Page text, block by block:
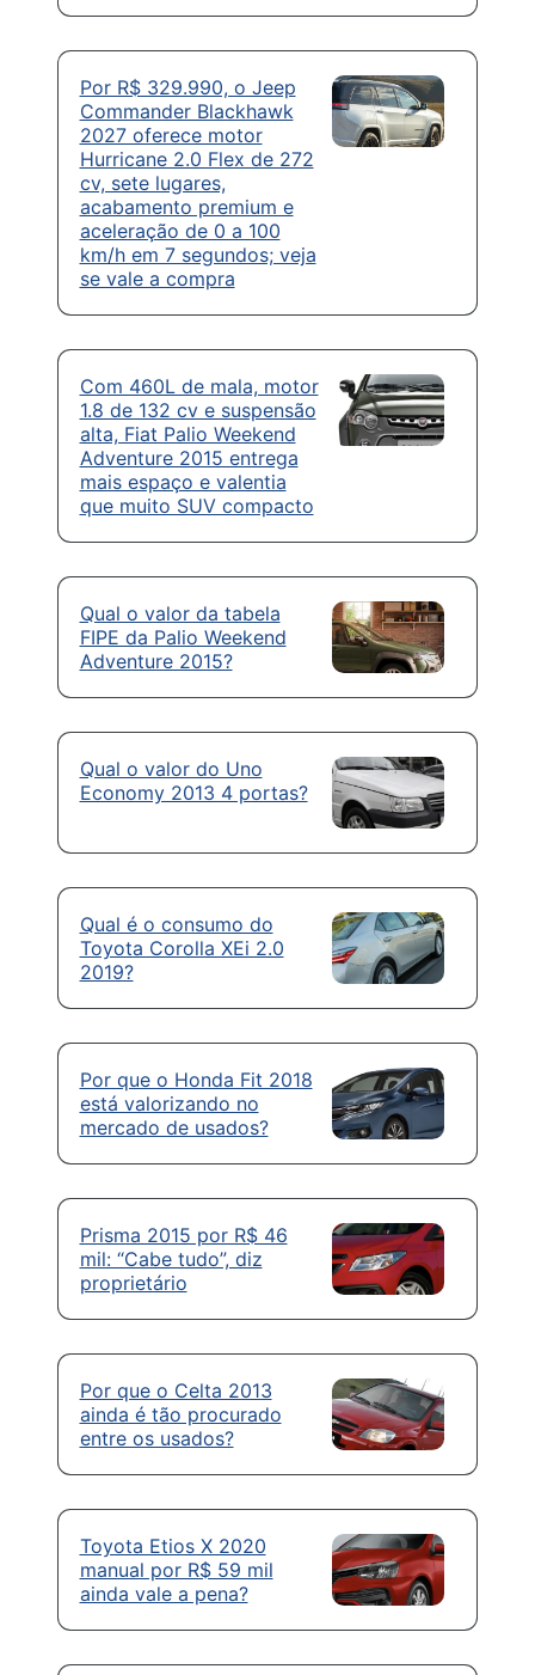
Por R$ 329.990, o Jeep
Commander Blackhawk
2027 oferece motor
Hurricane 2.0 Flex de 272
cv, sete lugares,
acabamento premium e
aceleração de 0 a 100
km/h em 7 segundos; veja
se vale a compra
Com 460L de mala, motor
1.8 de 132 cv e suspensão
alta, Fiat Palio Weekend
Adventure 2015 entrega
mais espaço e valentia
que muito SUV compacto
Qual o valor da tabela
FIPE da Palio Weekend
Adventure 2015?
Qual o valor do Uno
Economy 2013 4 portas?
Qual é o consumo do
Toyota Corolla XEi 2.0
2019?
Por que o Honda Fit 2018
está valorizando no
mercado de usados?
Prisma 2015 por R$ 46
mil: “Cabe tudo”, diz
proprietário
Por que o Celta 2013
ainda é tão procurado
entre os usados?
Toyota Etios X 2020
manual por R$ 59 mil
ainda vale a pena?